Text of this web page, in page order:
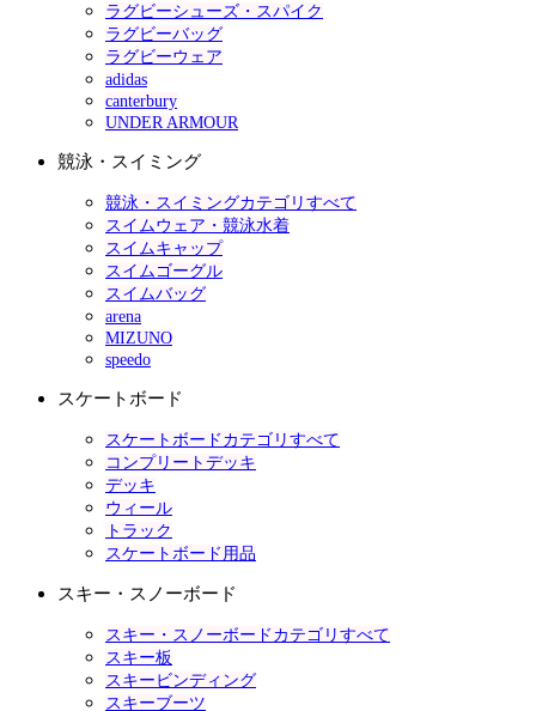
ラグビーシューズ・スパイク
ラグビーバッグ
ラグビーウェア
adidas
canterbury
UNDER ARMOUR
競泳・スイミング
競泳・スイミングカテゴリすべて
スイムウェア・競泳水着
スイムキャップ
スイムゴーグル
スイムバッグ
arena
MIZUNO
speedo
スケートボード
スケートボードカテゴリすべて
コンプリートデッキ
デッキ
ウィール
トラック
スケートボード用品
スキー・スノーボード
スキー・スノーボードカテゴリすべて
スキー板
スキービンディング
スキーブーツ